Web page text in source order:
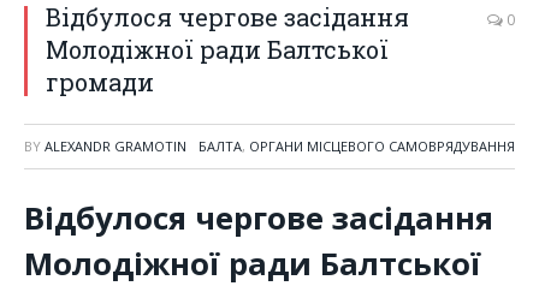
Відбулося чергове засідання
Молодіжної ради Балтської
громади
0
BY ALEXANDR GRAMOTIN БАЛТА, ОРГАНИ МІСЦЕВОГО САМОВРЯДУВАННЯ
Відбулося чергове засідання
Молодіжної ради Балтської